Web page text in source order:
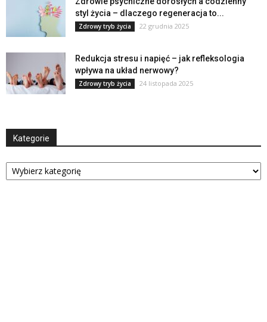
styl życia – dlaczego regeneracja to...
Zdrowy tryb życia 22 grudnia 2025
Redukcja stresu i napięć – jak refleksologia
wpływa na układ nerwowy?
Zdrowy tryb życia 24 listopada 2025
Kategorie
Kategorie